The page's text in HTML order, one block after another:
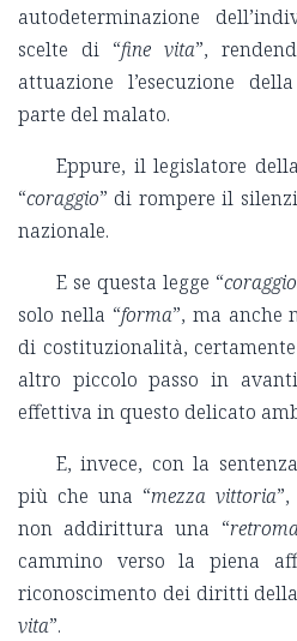
autodeterminazione
scelte di “fine vita”,
attuazione l’esecuzione
parte del malato.
Eppure, il legislatore
“coraggio” di rompere il
nazionale.
E se questa legge “
solo nella “forma”, ma anche
di costituzionalità,
altro piccolo passo in
effettiva in questo delicato
E, invece, con la
più che una “mezza vittoria
non addirittura una “
cammino verso la piena
riconoscimento dei diritti
vita”.